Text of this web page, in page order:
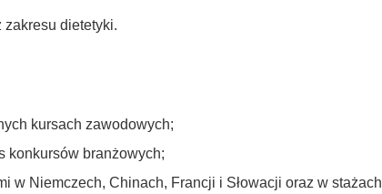
dietetyki.
kursach zawodowych;
konkursów branżowych;
w Niemczech, Chinach, Francji i Słowacji oraz w stażach